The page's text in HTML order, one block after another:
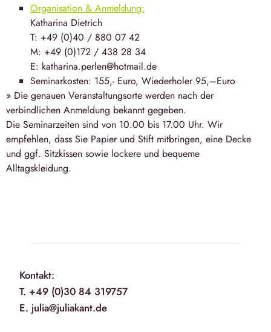
Organisation & Anmeldung:
Katha­rina Diet­rich
T: +49 (0)40 / 880 07 42
M: +49 (0)172 / 438 28 34
E: katharina.perlen@hotmail.de
Seminarkosten: 155,- Euro, Wiederholer 95,–Euro
» Die genauen Veranstaltungsorte werden nach der
verbindlichen Anmeldung bekannt gegeben.
Die Seminarzeiten sind von 10.00 bis 17.00 Uhr. Wir
empfehlen, dass Sie Papier und Stift mitbringen, eine Decke
und ggf. Sitzkissen sowie lockere und bequeme
Alltagskleidung.
Kontakt:
T. +49 (0)30 84 319757
E. julia@juliakant.de